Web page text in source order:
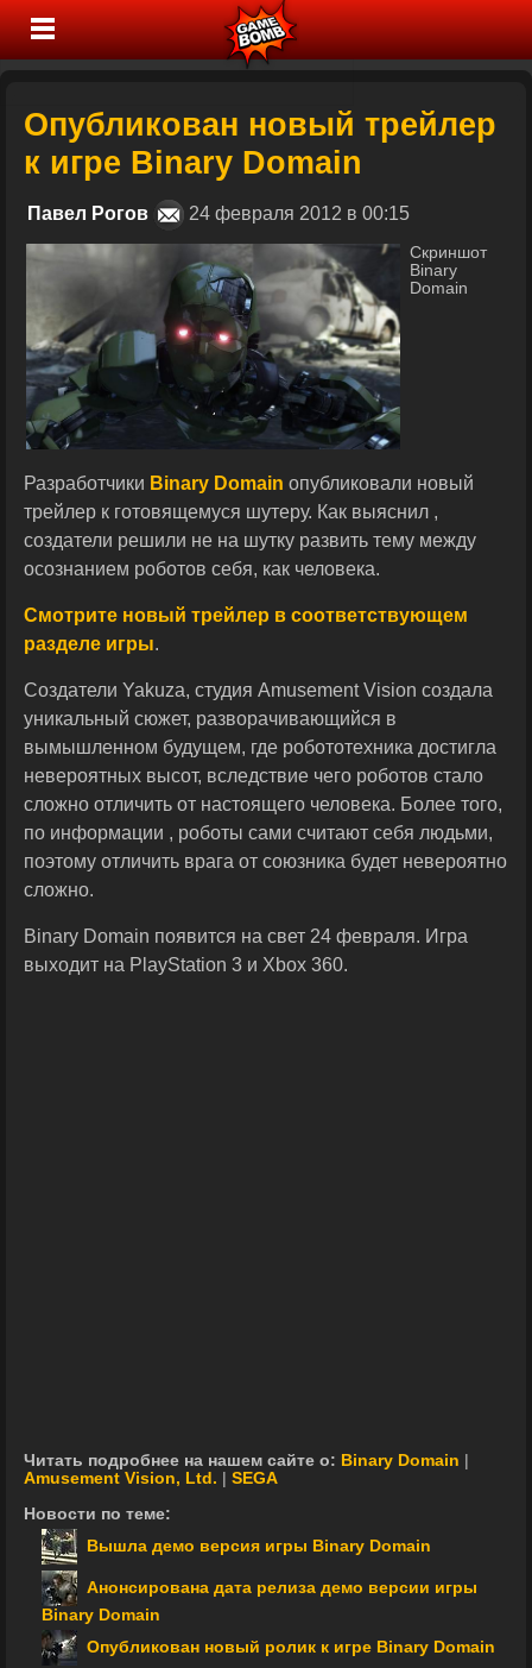
Опубликован новый трейлер
к игре Binary Domain
Павел Рогов 24 февраля 2012 в 00:15
Скриншот
Binary
Domain
Разработчики Binary Domain опубликовали новый
трейлер к готовящемуся шутеру. Как выяснил ,
создатели решили не на шутку развить тему между
осознанием роботов себя, как человека.
Смотрите новый трейлер в соответствующем
разделе игры.
Создатели Yakuza, студия Amusement Vision создала
уникальный сюжет, разворачивающийся в
вымышленном будущем, где робототехника достигла
невероятных высот, вследствие чего роботов стало
сложно отличить от настоящего человека. Более того,
по информации , роботы сами считают себя людьми,
поэтому отличить врага от союзника будет невероятно
сложно.
Binary Domain появится на свет 24 февраля. Игра
выходит на PlayStation 3 и Xbox 360.
Читать подробнее на нашем сайте о: Binary Domain
Amusement Vision, Ltd.
SEGA
Новости по теме:
Вышла демо версия игры Binary Domain
Анонсирована дата релиза демо версии игры
Binary Domain
Опубликован новый ролик к игре Binary Domain